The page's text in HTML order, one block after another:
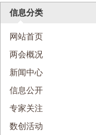
信息分类
网站首页
两会概况
新闻中心
信息公开
专家关注
数创活动